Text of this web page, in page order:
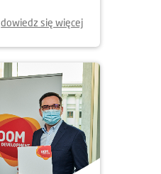
dowiedz się więcej